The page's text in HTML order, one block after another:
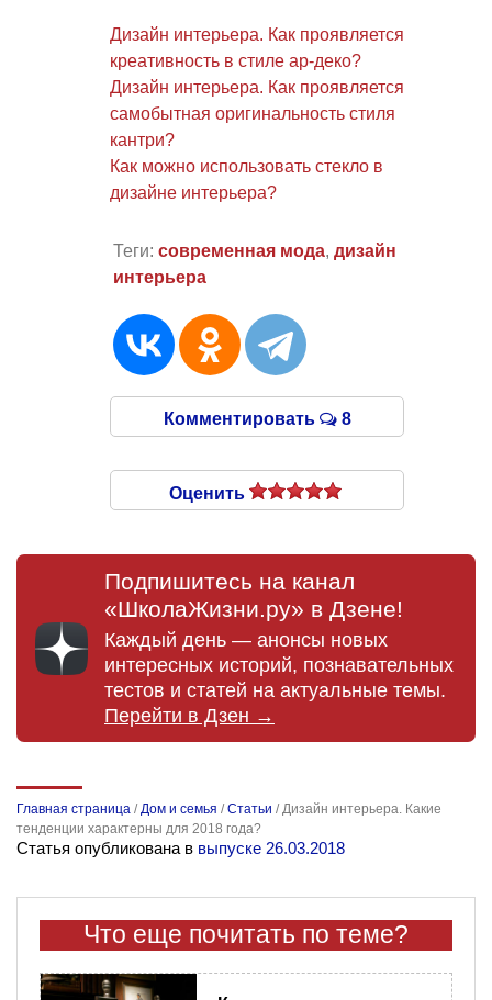
Дизайн интерьера. Как проявляется
креативность в стиле ар-деко?
Дизайн интерьера. Как проявляется
самобытная оригинальность стиля
кантри?
Как можно использовать стекло в
дизайне интерьера?
Теги: современная мода, дизайн
интерьера
Комментировать 8
Оценить
Подпишитесь на канал
«ШколаЖизни.ру» в Дзене!
Каждый день — анонсы новых
интересных историй, познавательных
тестов и статей на актуальные темы.
Перейти в Дзен →
Главная страница /Дом и семья /Статьи /Дизайн интерьера. Какие
тенденции характерны для 2018 года?
Статья опубликована в выпуске 26.03.2018
Что еще почитать по теме?